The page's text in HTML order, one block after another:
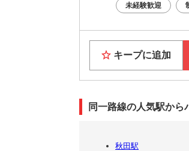
未経験歓迎
キープに追加
同一路線の人気駅から
秋田駅